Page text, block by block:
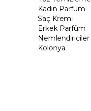
Kadın Parfüm
Saç Kremi
Erkek Parfüm
Nemlendiriciler
Kolonya